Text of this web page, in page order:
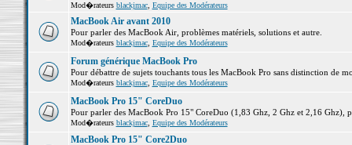
Mod�rateurs blackjmac, Equipe des Modérateurs
MacBook Air avant 2010
Pour parler des MacBook Air, problèmes matériels, solutions et autre.
Mod�rateurs blackjmac, Equipe des Modérateurs
Forum générique MacBook Pro
Pour débattre de sujets touchants tous les MacBook Pro sans distinction de
Mod�rateurs blackjmac, Equipe des Modérateurs
MacBook Pro 15" CoreDuo
Pour parler des MacBook Pro 15" CoreDuo (1,83 Ghz, 2 Ghz et 2,16 Ghz),
Mod�rateurs blackjmac, Equipe des Modérateurs
MacBook Pro 15" Core2Duo